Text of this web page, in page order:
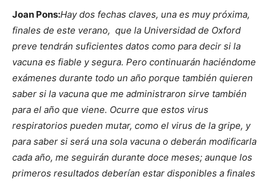
Joan Pons:Hay dos fechas claves, una es muy próxima,
finales de este verano, que la Universidad de Oxford
preve tendrán suficientes datos como para decir si la
vacuna es fiable y segura. Pero continuarán haciéndome
exámenes durante todo un año porque también quieren
saber si la vacuna que me administraron sirve también
para el año que viene. Ocurre que estos virus
respiratorios pueden mutar, como el virus de la gripe, y
para saber si será una sola vacuna o deberán modificarla
cada año, me seguirán durante doce meses; aunque los
primeros resultados deberían estar disponibles a finales